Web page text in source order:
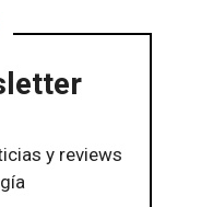
y reviews